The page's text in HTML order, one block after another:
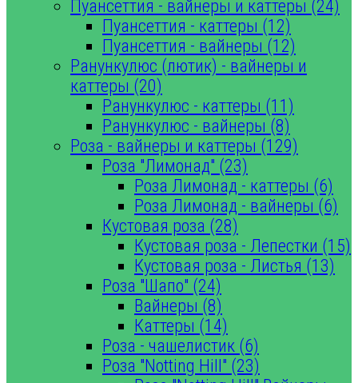
Пуансеттия - вайнеры и каттеры (24)
Пуансеттия - каттеры (12)
Пуансеттия - вайнеры (12)
Ранункулюс (лютик) - вайнеры и
каттеры (20)
Ранункулюс - каттеры (11)
Ранункулюс - вайнеры (8)
Роза - вайнеры и каттеры (129)
Роза "Лимонад" (23)
Роза Лимонад - каттеры (6)
Роза Лимонад - вайнеры (6)
Кустовая роза (28)
Кустовая роза - Лепестки (15)
Кустовая роза - Листья (13)
Роза "Шапо" (24)
Вайнеры (8)
Каттеры (14)
Роза - чашелистик (6)
Роза "Notting Hill" (23)